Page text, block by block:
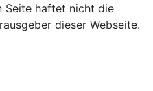
Seite haftet nicht die
dieser Webseite.